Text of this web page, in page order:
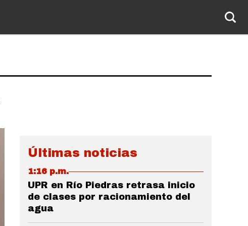
Últimas noticias
1:16 p.m.
UPR en Río Piedras retrasa inicio
de clases por racionamiento del
agua